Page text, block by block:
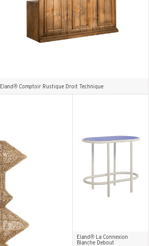
Eland® Comptoir Rustique Droit Technique
Eland® La Connexion
Blanche Debout